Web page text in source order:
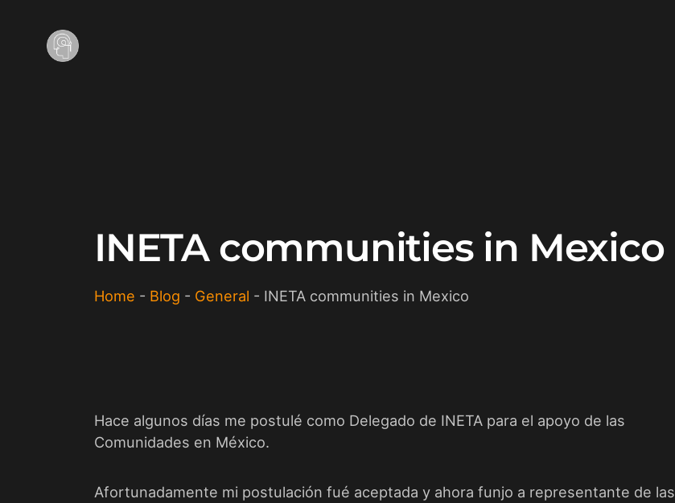
INETA communities in Mexico
Home - Blog - General - INETA communities in Mexico
Hace algunos días me postulé como Delegado de INETA para el apoyo de las
Comunidades en México.
Afortunadamente mi postulación fué aceptada y ahora funjo a representante de las